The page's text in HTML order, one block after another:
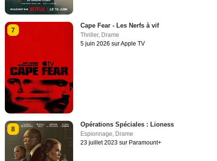
7
Cape Fear - Les Nerfs à vif
Thriller, Drame
5 juin 2026 sur Apple TV
8
Opérations Spéciales : Lioness
Espionnage Drame
23 juillet 2023 sur Paramount+